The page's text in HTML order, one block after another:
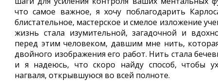
что самое важное, я хочу поблагодарить
блистательное, мастерское и смелое изложение
жизнь стала изумительной, загадочной и
перед этим человеком, давшим мне нить,
двойного изображения его работ. Нить стала
и я надеюсь, что скоро найду способ, чтобы
нагваля, открывшуюся во всей полноте.